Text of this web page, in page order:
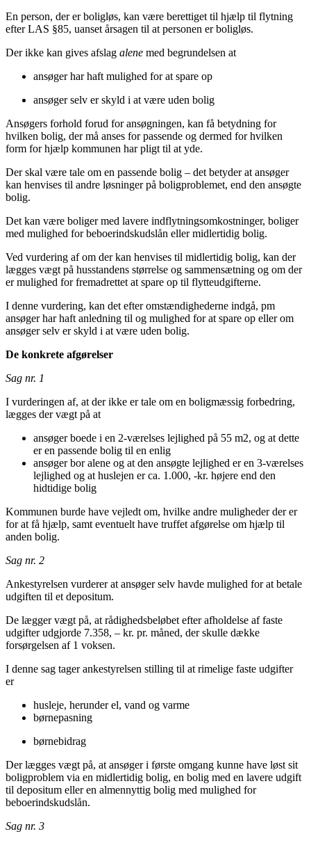
En person, der er boligløs, kan være berettiget til hjælp til flytning
efter LAS §85, uanset årsagen til at personen er boligløs.
Der ikke kan gives afslag alene med begrundelsen at
ansøger har haft mulighed for at spare op
ansøger selv er skyld i at være uden bolig
Ansøgers forhold forud for ansøgningen, kan få betydning for
hvilken bolig, der må anses for passende og dermed for hvilken
form for hjælp kommunen har pligt til at yde.
Der skal være tale om en passende bolig – det betyder at ansøger
kan henvises til andre løsninger på boligproblemet, end den ansøgte
bolig.
Det kan være boliger med lavere indflytningsomkostninger, boliger
med mulighed for beboerindskudslån eller midlertidig bolig.
Ved vurdering af om der kan henvises til midlertidig bolig, kan der
lægges vægt på husstandens størrelse og sammensætning og om der
er mulighed for fremadrettet at spare op til flytteudgifterne.
I denne vurdering, kan det efter omstændighederne indgå, pm
ansøger har haft anledning til og mulighed for at spare op eller om
ansøger selv er skyld i at være uden bolig.
De konkrete afgørelser
Sag nr. 1
I vurderingen af, at der ikke er tale om en boligmæssig forbedring,
lægges der vægt på at
ansøger boede i en 2-værelses lejlighed på 55 m2, og at dette
er en passende bolig til en enlig
ansøger bor alene og at den ansøgte lejlighed er en 3-værelses
lejlighed og at huslejen er ca. 1.000, -kr. højere end den
hidtidige bolig
Kommunen burde have vejledt om, hvilke andre muligheder der er
for at få hjælp, samt eventuelt have truffet afgørelse om hjælp til
anden bolig.
Sag nr. 2
Ankestyrelsen vurderer at ansøger selv havde mulighed for at betale
udgiften til et depositum.
De lægger vægt på, at rådighedsbeløbet efter afholdelse af faste
udgifter udgjorde 7.358, – kr. pr. måned, der skulle dække
forsørgelsen af 1 voksen.
I denne sag tager ankestyrelsen stilling til at rimelige faste udgifter
er
husleje, herunder el, vand og varme
børnepasning
børnebidrag
Der lægges vægt på, at ansøger i første omgang kunne have løst sit
boligproblem via en midlertidig bolig, en bolig med en lavere udgift
til depositum eller en almennyttig bolig med mulighed for
beboerindskudslån.
Sag nr. 3